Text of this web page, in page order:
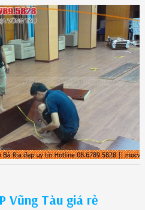
Vũng Tàu giá rẻ